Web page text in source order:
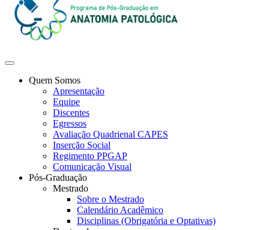
Quem Somos
Apresentação
Equipe
Discentes
Egressos
Avaliação Quadrienal CAPES
Inserção Social
Regimento PPGAP
Comunicação Visual
Pós-Graduação
Mestrado
Sobre o Mestrado
Calendário Acadêmico
Disciplinas (Obrigatória e Optativas)